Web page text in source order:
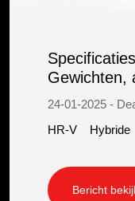
Gewichten,
24-01-2025 -
HR-V
Hybride
Bericht